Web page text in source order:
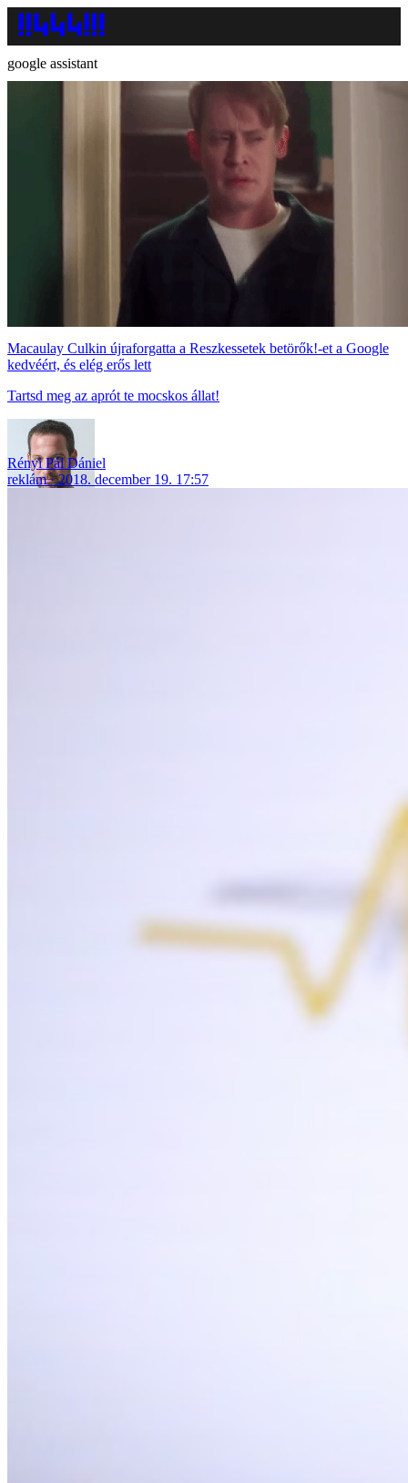
google assistant
Macaulay Culkin újraforgatta a Reszkessetek betörők!-et a Google
kedvéért, és elég erős lett
Tartsd meg az aprót te mocskos állat!
Rényi Pál Dániel
reklám
2018. december 19. 17:57